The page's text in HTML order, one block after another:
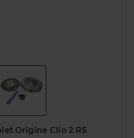
Origine Clio 2 RS